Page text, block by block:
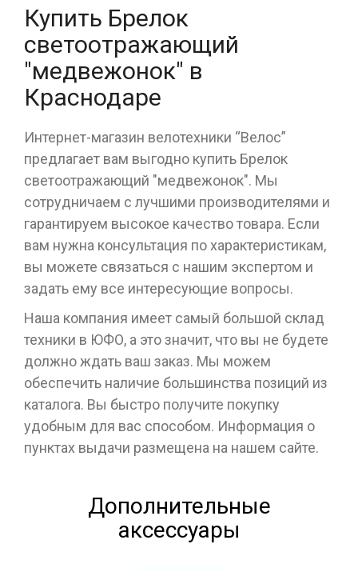
Купить Брелок
светоотражающий
"медвежонок" в
Краснодаре
Интернет-магазин велотехники “Велос”
предлагает вам выгодно купить Брелок
светоотражающий "медвежонок". Мы
сотрудничаем с лучшими производителями и
гарантируем высокое качество товара. Если
вам нужна консультация по характеристикам,
вы можете связаться с нашим экспертом и
задать ему все интересующие вопросы.
Наша компания имеет самый большой склад
техники в ЮФО, а это значит, что вы не будете
должно ждать ваш заказ. Мы можем
обеспечить наличие большинства позиций из
каталога. Вы быстро получите покупку
удобным для вас способом. Информация о
пунктах выдачи размещена на нашем сайте.
Дополнительные
аксессуары